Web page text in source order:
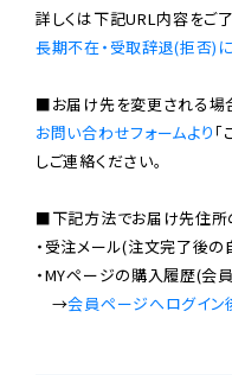
長期不在・受取辞退(拒否)
お問い合わせフォームより
しご連絡ください。
■下記方法でお届け先住所
・受注メール(注文完了後
・MYページの購入履歴(会
→会員ページへログイン